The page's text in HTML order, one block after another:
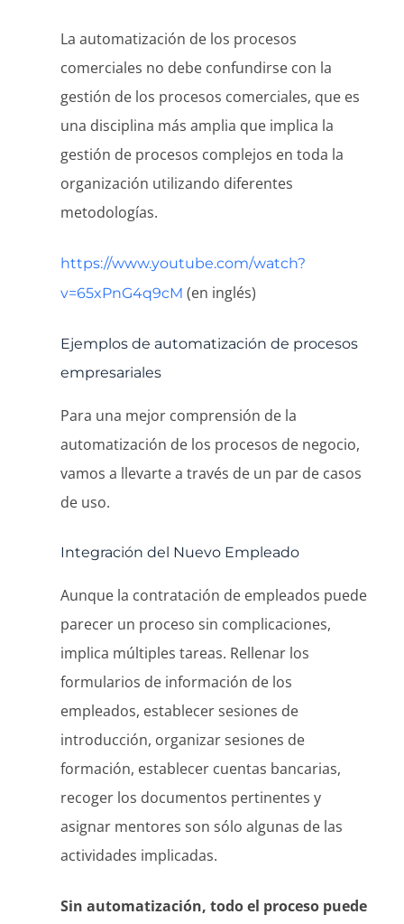
La automatización de los procesos
comerciales no debe confundirse con la
gestión de los procesos comerciales, que es
una disciplina más amplia que implica la
gestión de procesos complejos en toda la
organización utilizando diferentes
metodologías.
https://www.youtube.com/watch?
v=65xPnG4q9cM (en inglés)
Ejemplos de automatización de procesos
empresariales
Para una mejor comprensión de la
automatización de los procesos de negocio,
vamos a llevarte a través de un par de casos
de uso.
Integración del Nuevo Empleado
Aunque la contratación de empleados puede
parecer un proceso sin complicaciones,
implica múltiples tareas. Rellenar los
formularios de información de los
empleados, establecer sesiones de
introducción, organizar sesiones de
formación, establecer cuentas bancarias,
recoger los documentos pertinentes y
asignar mentores son sólo algunas de las
actividades implicadas.
Sin automatización, todo el proceso puede